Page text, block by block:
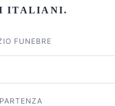
ITALIANI.
FUNEBRE